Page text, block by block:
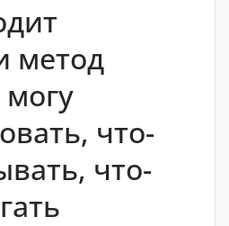
метод
что-
что-